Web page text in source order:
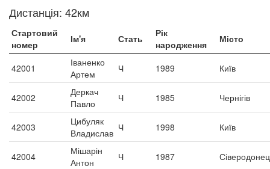
Дистанція: 42км
Стартовий
номер
Ім'я Стать
Рік
народження
Місто
42001
Іваненко
Артем
Ч 1989 Київ
42002
Деркач
Павло
Ч 1985 Чернігів
42003
Цибуляк
Владислав Ч 1998 Київ
42004
Мішарін
Антон
Ч 1987